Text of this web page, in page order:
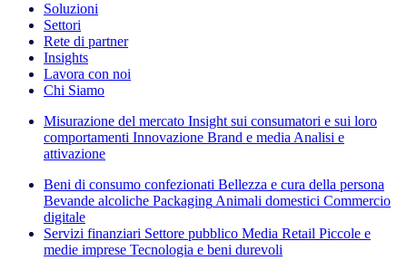
Soluzioni
Settori
Rete di partner
Insights
Lavora con noi
Chi Siamo
Misurazione del mercato Insight sui consumatori e sui loro
comportamenti Innovazione Brand e media Analisi e
attivazione
Beni di consumo confezionati Bellezza e cura della persona
Bevande alcoliche Packaging Animali domestici Commercio
digitale
Servizi finanziari Settore pubblico Media Retail Piccole e
medie imprese Tecnologia e beni durevoli